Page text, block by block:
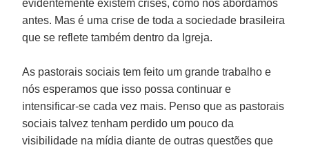
evidentemente existem crises, como nós abordamos
antes. Mas é uma crise de toda a sociedade brasileira
que se reflete também dentro da Igreja.
As pastorais sociais tem feito um grande trabalho e
nós esperamos que isso possa continuar e
intensificar-se cada vez mais. Penso que as pastorais
sociais talvez tenham perdido um pouco da
visibilidade na mídia diante de outras questões que